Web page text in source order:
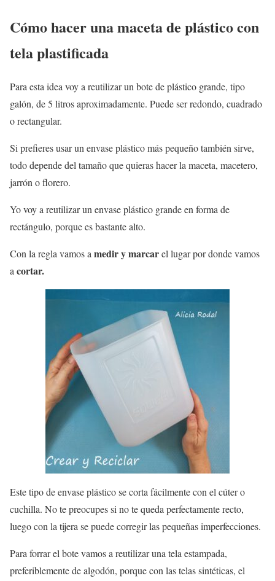
Cómo hacer una maceta de plástico con
tela plastificada
Para esta idea voy a reutilizar un bote de plástico grande, tipo
galón, de 5 litros aproximadamente. Puede ser redondo, cuadrado
o rectangular.
Si prefieres usar un envase plástico más pequeño también sirve,
todo depende del tamaño que quieras hacer la maceta, macetero,
jarrón o florero.
Yo voy a reutilizar un envase plástico grande en forma de
rectángulo, porque es bastante alto.
Con la regla vamos a medir y marcarel lugar por donde vamos
a cortar.
Este tipo de envase plástico se corta fácilmente con el cúter o
cuchilla. No te preocupes si no te queda perfectamente recto,
luego con la tijera se puede corregir las pequeñas imperfecciones.
Para forrar el bote vamos a reutilizar una tela estampada,
preferiblemente de algodón, porque con las telas sintéticas, el